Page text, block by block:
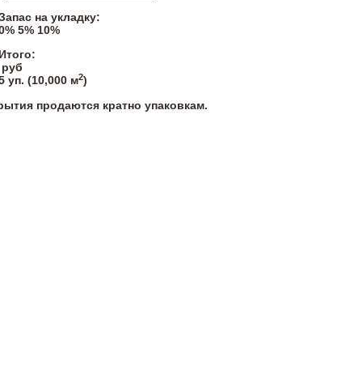
на укладку:
5% 10%
Итого:
руб
уп. (10,000 м2)
продаются кратно упаковкам.